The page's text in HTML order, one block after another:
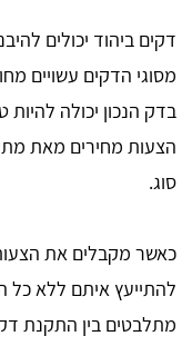
דקים ביהוד יכולים
מסוגי הדקים עשויים
הצעות מחירים מאת
סוג.
כאשר מקבלים את
להתייעץ איתם ללא כל
מתלבטים בין התקנת